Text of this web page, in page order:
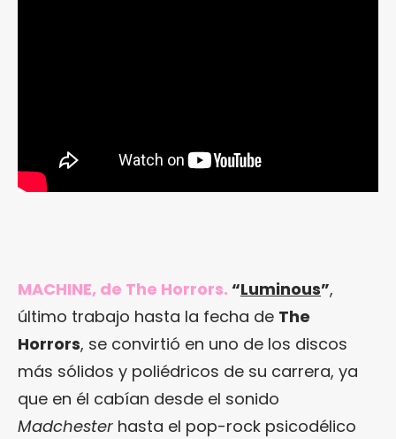
MACHINE, de The Horrors. “Luminous”,
último trabajo hasta la fecha de The
Horrors, se convirtió en uno de los discos
más sólidos y poliédricos de su carrera, ya
que en él cabían desde el sonido
Madchester hasta el pop-rock psicodélico